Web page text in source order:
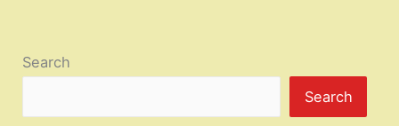
Search
Search